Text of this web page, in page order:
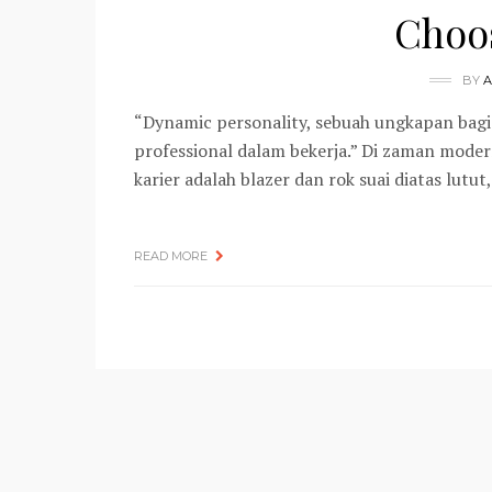
BY
“Dynamic personality, sebuah ungkapan
professional dalam bekerja.” Di zaman
karier adalah blazer dan rok suai diatas
READ MORE